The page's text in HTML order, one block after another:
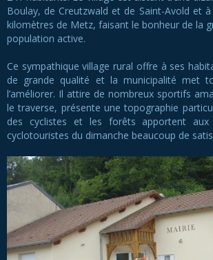
Boulay, de Creutzwald et de Saint-Avold et
kilomètres de Metz, faisant le bonheur de la
population active.
Ce sympathique village rural offre à ses
de grande qualité et la municipalité met
l’améliorer. Il attire de nombreux sportifs
le traverse, présente une topographie
des cyclistes et les forêts apportent
cyclotouristes du dimanche beaucoup de